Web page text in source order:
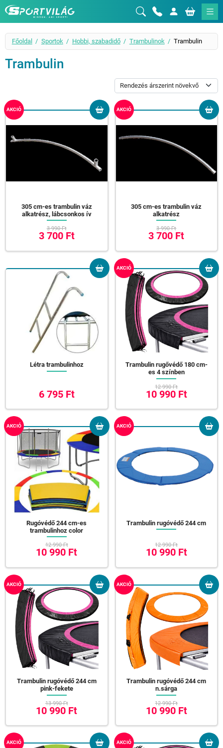
Sportvilág
Főoldal Sportok Hobbi, szabadidő Trambulinok Trambulin
Trambulin
AKCIÓ
305 cm-es trambulin váz
alkatrész, lábcsonkos ív
3 990 Ft
3 700 Ft
AKCIÓ
305 cm-es trambulin váz
alkatrész
3 990 Ft
3 700 Ft
Létra trambulinhoz
6 795 Ft
AKCIÓ
Trambulin rugővédő 180 cm-
es 4 színben
12 990 Ft
10 990 Ft
AKCIÓ
Rugóvédő 244 cm-es
trambulinhoz color
12 990 Ft
10 990 Ft
AKCIÓ
Trambulin rugóvédő 244 cm
12 990 Ft
10 990 Ft
AKCIÓ
Trambulin rugóvédő 244 cm
pink-fekete
13 990 Ft
10 990 Ft
AKCIÓ
Trambulin rugóvédő 244 cm
n.sárga
12 990 Ft
10 990 Ft
AKCIÓ AKCIÓ